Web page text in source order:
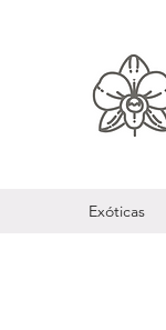
Exóticas